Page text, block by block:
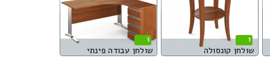
1
שולחן קונסולה
1
שולחן עבודה פינתי